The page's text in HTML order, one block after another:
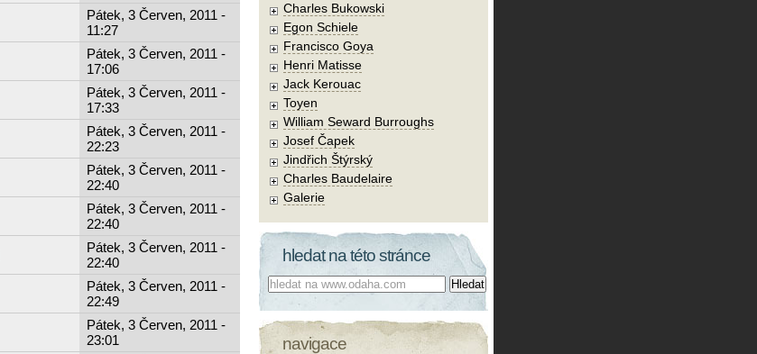
Pátek, 3 Červen, 2011 -
11:27
Pátek, 3 Červen, 2011 -
17:06
Pátek, 3 Červen, 2011 -
17:33
Pátek, 3 Červen, 2011 -
22:23
Pátek, 3 Červen, 2011 -
22:40
Pátek, 3 Červen, 2011 -
22:40
Pátek, 3 Červen, 2011 -
22:40
Pátek, 3 Červen, 2011 -
22:49
Pátek, 3 Červen, 2011 -
23:01
Charles Bukowski
Egon Schiele
Francisco Goya
Henri Matisse
Jack Kerouac
Toyen
William Seward Burroughs
Josef Čapek
Jindřich Štýrský
Charles Baudelaire
Galerie
hledat na této stránce
Co hledat:
navigace